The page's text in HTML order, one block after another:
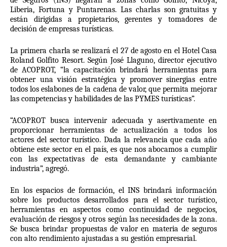
Liberia, Fortuna y Puntarenas. Las charlas son gratuitas y
están dirigidas a propietarios, gerentes y tomadores de
decisión de empresas turísticas.
La primera charla se realizará el 27 de agosto en el Hotel Casa
Roland Golfito Resort. Según José Llaguno, director ejecutivo
de ACOPROT, “la capacitación brindará herramientas para
obtener una visión estratégica y promover sinergias entre
todos los eslabones de la cadena de valor, que permita mejorar
las competencias y habilidades de las PYMES turísticas”.
“ACOPROT busca intervenir adecuada y asertivamente en
proporcionar herramientas de actualización a todos los
actores del sector turístico. Dada la relevancia que cada año
obtiene este sector en el país, es que nos abocamos a cumplir
con las expectativas de esta demandante y cambiante
industria”, agregó.
En los espacios de formación, el INS brindará información
sobre los productos desarrollados para el sector turístico,
herramientas en aspectos como continuidad de negocios,
evaluación de riesgos y otros según las necesidades de la zona.
Se busca brindar propuestas de valor en materia de seguros
con alto rendimiento ajustadas a su gestión empresarial.